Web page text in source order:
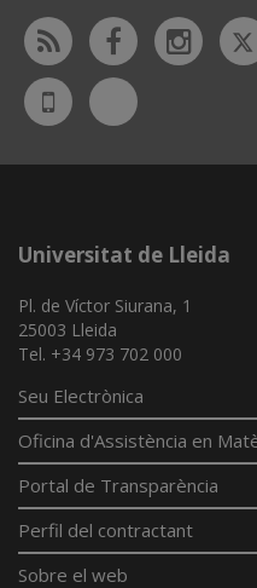
Rss Facebook
UdL
App
Bluesky
Universitat de Lleida
Pl. de Víctor Siurana, 1
25003 Lleida
Tel. +34 973 702 000
Seu Electrònica
Oficina d'Assistència en
Portal de Transparència
Perfil del contractant
Sobre el web